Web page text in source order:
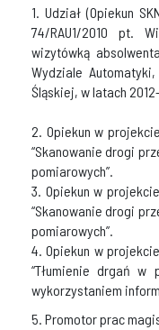
1. Udział (Opiekun
74/RAU1/2010 pt.
wizytówką
Wydziale
Śląskiej, w latach
2. Opiekun w
“Skanowanie drogi
pomiarowych”.
3. Opiekun w
“Skanowanie drogi
pomiarowych”.
4. Opiekun w
“Tłumienie drgań w
wykorzystaniem
5. Promotor prac